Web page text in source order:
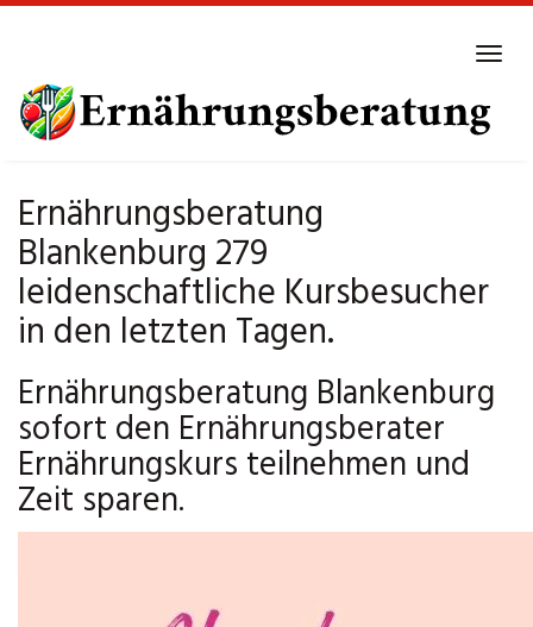
main
content
Ernährungsberatung
Blankenburg 279
leidenschaftliche Kursbesucher
in den letzten Tagen.
Ernährungsberatung Blankenburg
sofort den Ernährungsberater
Ernährungskurs teilnehmen und
Zeit sparen.